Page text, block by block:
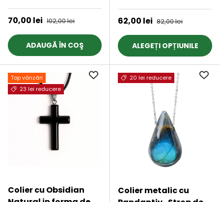
naturale cu pigment
de culoare de 6 mm -
meditatie
Preț de vânzare
70,00 lei Preț obișnuit
102,00 lei
ADAUGĂ ÎN COŞ
de Tigru pentru
barbati cu cele 12
dubla gravura cu
semn zodiacala
specifica
Preț de vânzare
62,00 lei Preț obișnuit
82,00 lei
ALEGEȚI OPȚIUNILE
Top vânzări
23 lei reducere
Colier cu Obsidian
20 lei reducere
Colier metalic cu